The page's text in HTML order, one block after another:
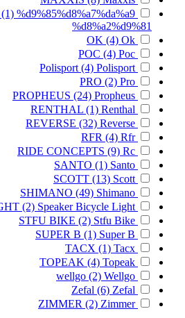
(1) %d9%85%d8%a7%da%a9
%d8%a2%d9%81
OK (4) Ok
POC (4) Poc
Polisport (4) Polisport
PRO (2) Pro
PROPHEUS (24) Propheus
RENTHAL (1) Renthal
REVERSE (32) Reverse
RFR (4) Rfr
RIDE CONCEPTS (9) Rc
SANTO (1) Santo
SCOTT (13) Scott
SHIMANO (49) Shimano
(2) Speaker Bicycle Light
STFU BIKE (2) Stfu Bike
SUPER B (1) Super B
TACX (1) Tacx
TOPEAK (4) Topeak
wellgo (2) Wellgo
Zefal (6) Zefal
ZIMMER (2) Zimmer